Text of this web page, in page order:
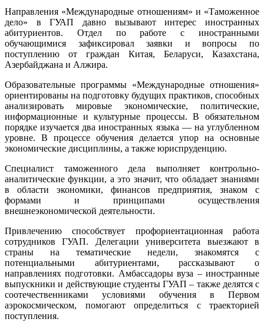
Направления «Международные отношениям» и «Таможенное
дело» в ГУАП давно вызывают интерес иностранных
абитуриентов. Отдел по работе с иностранными
обучающимися зафиксировал заявки и вопросы по
поступлению от граждан Китая, Беларуси, Казахстана,
Азербайджана и Алжира.
Образовательные программы «Международные отношения»
ориентированы на подготовку будущих практиков, способных
анализировать мировые экономические, политические,
информационные и культурные процессы. В обязательном
порядке изучается два иностранных языка — на углубленном
уровне. В процессе обучения делается упор на основные
экономические дисциплины, а также юриспруденцию.
Специалист таможенного дела выполняет контрольно-
аналитические функции, а это значит, что обладает знаниями
в области экономики, финансов предприятия, знаком с
формами и принципами осуществления
внешнеэкономической деятельности.
Привлечению способствует профориентационная работа
сотрудников ГУАП. Делегации университета выезжают в
страны на тематические недели, знакомятся с
потенциальными абитуриентами, рассказывают о
направлениях подготовки. Амбассадоры вуза – иностранные
выпускники и действующие студенты ГУАП – также делятся с
соотечественниками условиями обучения в Первом
аэрокосмическом, помогают определиться с траекторией
поступления.